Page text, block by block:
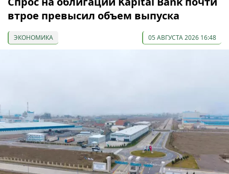
втрое превысил объем выпуска
ЭКОНОМИКА 05 АВГУСТА 2026 16:48